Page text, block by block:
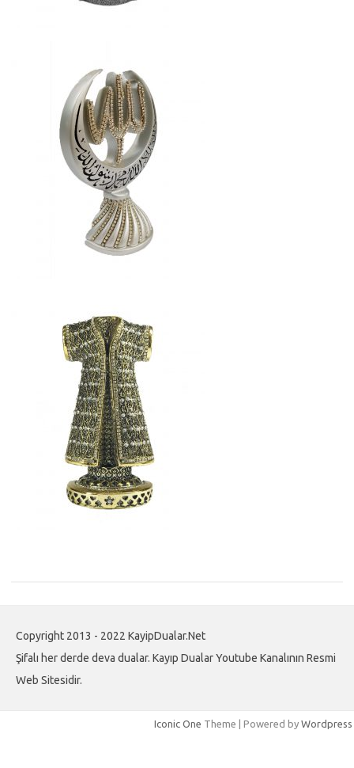
Copyright 2013 - 2022 KayipDualar.Net
Şifalı her derde deva dualar. Kayıp Dualar Youtube Kanalının Resmi
Web Sitesidir.
Iconic One Theme | Powered by Wordpress